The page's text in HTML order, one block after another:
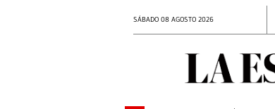
SÁBADO 08 AGOSTO 2026